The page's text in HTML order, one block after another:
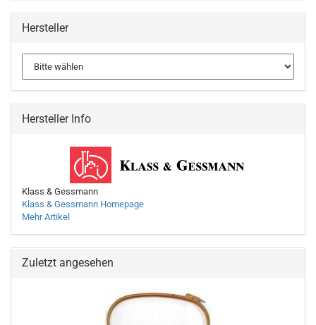
Hersteller
Hersteller Info
Klass & Gessmann
Klass & Gessmann Homepage
Mehr Artikel
Zuletzt angesehen